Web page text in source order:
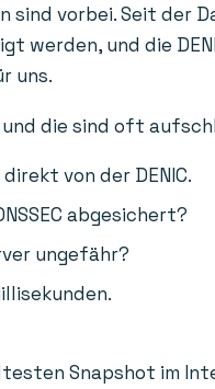
sind vorbei. Seit der
werden, und die
uns.
die sind oft
von der DENIC.
abgesichert?
ungefähr?
Snapshot im